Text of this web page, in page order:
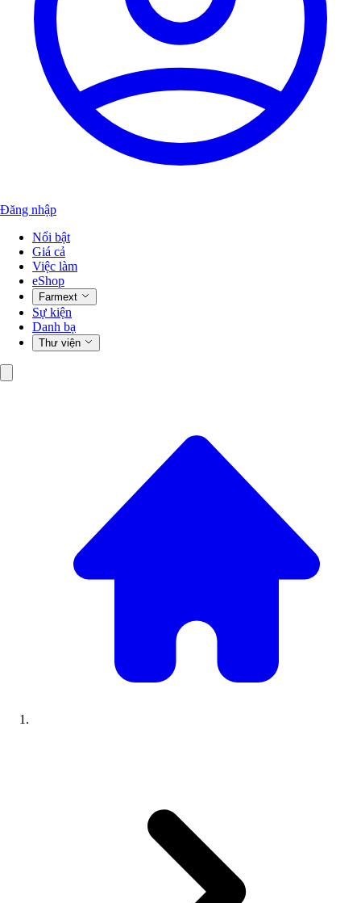
Đăng nhập
Nổi bật
Giá cả
Việc làm
eShop
Farmext
Sự kiện
Danh bạ
Thư viện